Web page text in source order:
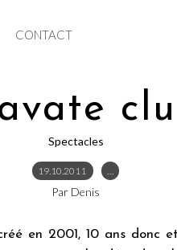
CONTACT
Spectacles
19.10.2011 …
Par Denis
en 2001, 10 ans donc